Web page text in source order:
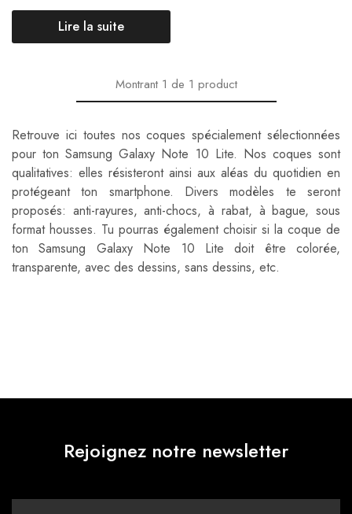
Lire la suite
Montrant1 de 1 product
Retrouve ici toutes nos coques spécialement sélectionnées
pour ton Samsung Galaxy Note 10 Lite. Nos coques sont
qualitatives: elles résisteront ainsi aux aléas du quotidien en
protégeant ton smartphone. Divers modèles te seront
proposés: anti-rayures, anti-chocs, à rabat, à bague, sous
format housses. Tu pourras également choisir si la coque de
ton Samsung Galaxy Note 10 Lite doit être colorée,
transparente, avec des dessins, sans dessins, etc.
Rejoignez notre newsletter